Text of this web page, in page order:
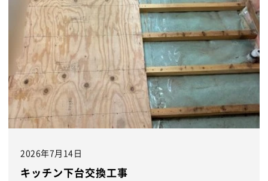
2026年7月14日
キッチン下台交換工事